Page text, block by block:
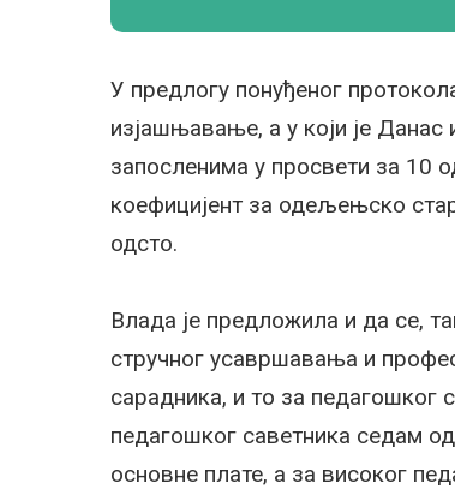
У предлогу понуђеног
изјашњавање, а у који је
запосленима у просвети за 10
коефицијент за одељењско
одсто.
Влада је предложила и да се,
стручног усавршавања и
сарадника, и то за педагошког
педагошког саветника седам
основне плате, а за високог